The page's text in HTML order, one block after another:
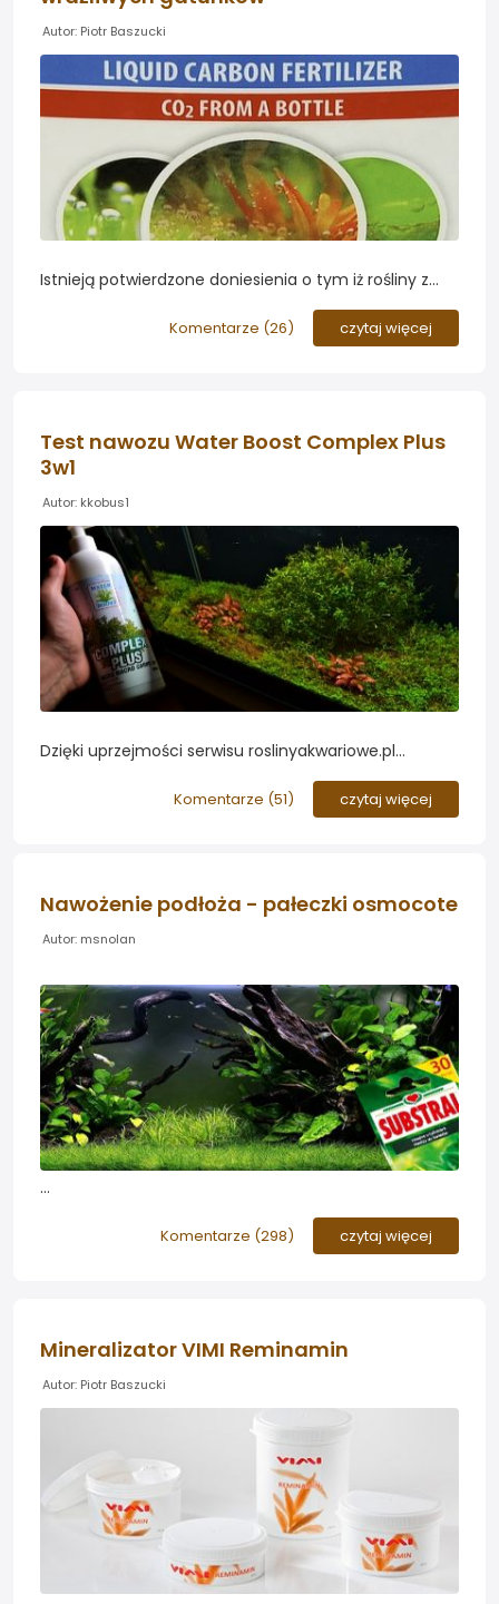
Autor: Piotr Baszucki
Istnieją potwierdzone doniesienia o tym iż rośliny z
"węgiel w płynie" i zaleca się w ich wypadku
zmniejszenie dawek lub zaprzestanie podawania
Komentarze (26) czytaj więcej
Test nawozu Water Boost Complex Plus
3w1
Autor: kkobus1
Dzięki uprzejmości serwisu roslinyakwariowe.pl
ciekawego nawozu do testu. Jest to nawóz Water
Komentarze (51) czytaj więcej
Nawożenie podłoża - pałeczki osmocote
Autor: msnolan
na naszym podwórku dość dawno, jednak brak było
rodzimych opracowań efektów ich działania w
Komentarze (298) czytaj więcej
Mineralizator VIMI Reminamin
Autor: Piotr Baszucki